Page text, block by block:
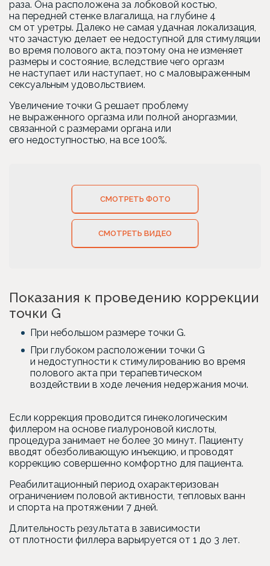
раза. Она расположена за лобковой костью,
на передней стенке влагалища, на глубине 4
см от уретры. Далеко не самая удачная локализация,
что зачастую делает ее недоступной для стимуляции
во время полового акта, поэтому она не изменяет
размеры и состояние, вследствие чего оргазм
не наступает или наступает, но с маловыраженным
сексуальным удовольствием.
Увеличение точки G решает проблему
не выраженного оргазма или полной аноргазмии,
связанной с размерами органа или
его недоступностью, на все 100%.
СМОТРЕТЬ ФОТО
СМОТРЕТЬ ВИДЕО
Показания к проведению коррекции
точки G
При небольшом размере точки G.
При глубоком расположении точки G
и недоступности к стимулированию во время
полового акта при терапевтическом
воздействии в ходе лечения недержания мочи.
Если коррекция проводится гинекологическим
филлером на основе гиалуроновой кислоты,
процедура занимает не более 30 минут. Пациенту
вводят обезболивающую инъекцию, и проводят
коррекцию совершенно комфортно для пациента.
Реабилитационный период охарактеризован
ограничением половой активности, тепловых ванн
и спорта на протяжении 7 дней.
Длительность результата в зависимости
от плотности филлера варьируется от 1 до 3 лет.